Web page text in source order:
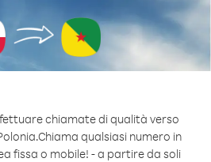
chiamate di qualità verso
Chiama qualsiasi numero in
fissa o mobile! - a partire da soli